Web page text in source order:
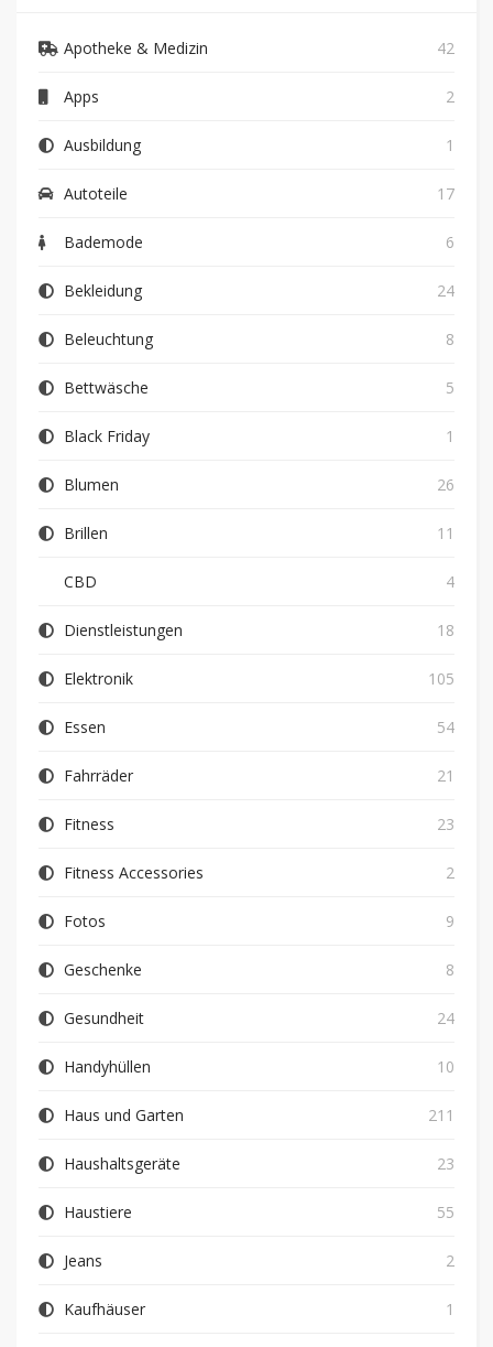
Apotheke & Medizin 42
Apps 2
Ausbildung 1
Autoteile 17
Bademode 6
Bekleidung 24
Beleuchtung 8
Bettwäsche 5
Black Friday 1
Blumen 26
Brillen 11
CBD 4
Dienstleistungen 18
Elektronik 105
Essen 54
Fahrräder 21
Fitness 23
Fitness Accessories 2
Fotos 9
Geschenke 8
Gesundheit 24
Handyhüllen 10
Haus und Garten 211
Haushaltsgeräte 23
Haustiere 55
Jeans 2
Kaufhäuser 1